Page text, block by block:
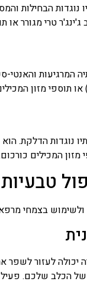
נוגדות הבחילות
טרי מגורר או
המרגיעות
תוספי מזון
נוגדות הדלקת.
מזון המכילים
ולשימוש בצמחי
יכולה לעזור
הכלב שלכם.